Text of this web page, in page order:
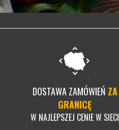
DOSTAWA ZAMÓWIEŃ ZA
GRANICĘ
W NAJLEPSZEJ CENIE W SIECI